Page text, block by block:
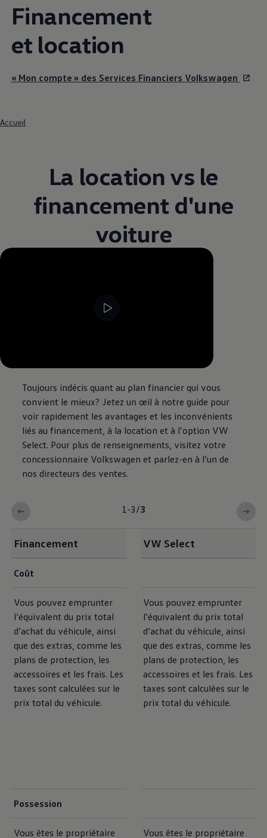
Financement
et location
« Mon compte » des Services Financiers Volkswagen
Accueil
La location vs le
financement d'une
voiture
Toujours indécis quant au plan financier qui vous
convient le mieux? Jetez un œil à notre guide pour
voir rapidement les avantages et les inconvénients
liés au financement, à la location et à l’option VW
Select. Pour plus de renseignements, visitez votre
concessionnaire Volkswagen et parlez-en à l’un de
nos directeurs des ventes.
1-3/3
Financement VW Select
Coût
Vous pouvez emprunter
l’équivalent du prix total
d’achat du véhicule, ainsi
que des extras, comme les
plans de protection, les
accessoires et les frais. Les
taxes sont calculées sur le
prix total du véhicule.
Vous pouvez emprunter
l’équivalent du prix total
d’achat du véhicule, ainsi
que des extras, comme les
plans de protection, les
accessoires et les frais. Les
taxes sont calculées sur le
prix total du véhicule.
Possession
Vous êtes le propriétaire Vous êtes le propriétaire